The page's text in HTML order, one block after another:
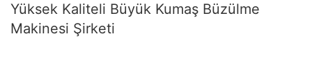
Yüksek Kaliteli Büyük Kumaş Büzülme
Makinesi Şirketi